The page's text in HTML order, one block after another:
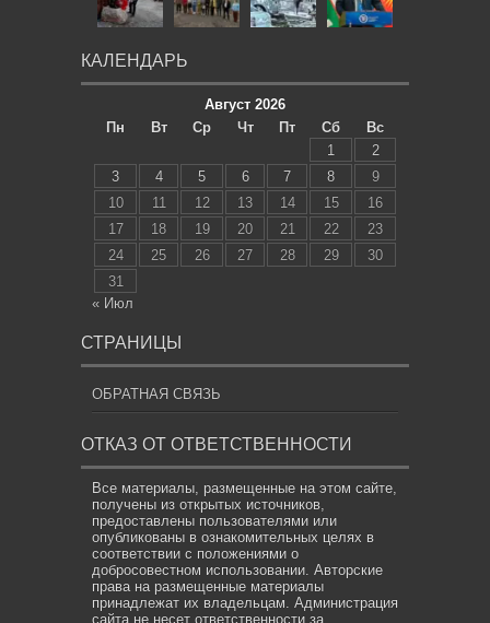
КАЛЕНДАРЬ
Август 2026
Пн
Вт Ср Чт Пт Сб
Вс
1
2
3
4 5 6 7 8
9
10
11 12 13 14 15
16
17
18 19 20 21 22
23
24
25 26 27 28 29
30
31
« Июл
СТРАНИЦЫ
ОБРАТНАЯ СВЯЗЬ
ОТКАЗ ОТ ОТВЕТСТВЕННОСТИ
Все материалы, размещенные на этом сайте,
получены из открытых источников,
предоставлены пользователями или
опубликованы в ознакомительных целях в
соответствии с положениями о
добросовестном использовании. Авторские
права на размещенные материалы
принадлежат их владельцам. Администрация
сайта не несет ответственности за